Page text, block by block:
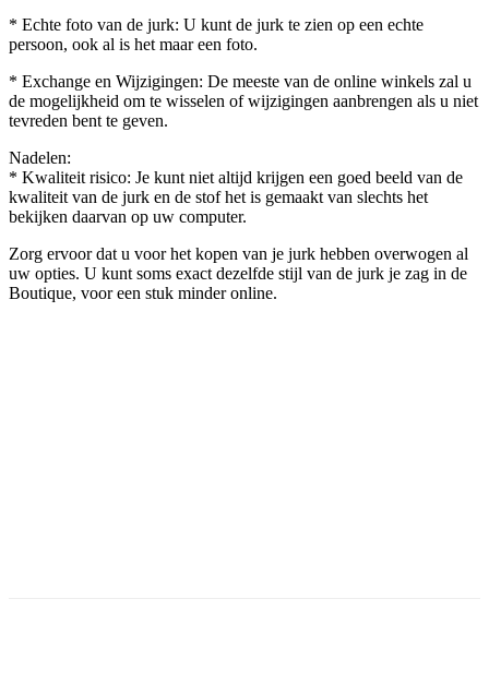
* Echte foto van de jurk: U kunt de jurk te zien op een echte
persoon, ook al is het maar een foto.
* Exchange en Wijzigingen: De meeste van de online winkels zal u
de mogelijkheid om te wisselen of wijzigingen aanbrengen als u niet
tevreden bent te geven.
Nadelen:
* Kwaliteit risico: Je kunt niet altijd krijgen een goed beeld van de
kwaliteit van de jurk en de stof het is gemaakt van slechts het
bekijken daarvan op uw computer.
Zorg ervoor dat u voor het kopen van je jurk hebben overwogen al
uw opties. U kunt soms exact dezelfde stijl van de jurk je zag in de
Boutique, voor een stuk minder online.